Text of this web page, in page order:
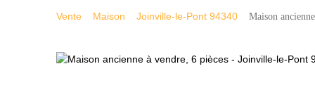
Vente Maison Joinville-le-Pont 94340 Maison